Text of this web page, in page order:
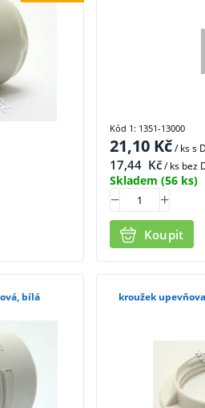
21,10Kč/ kss
17,44 Kč/ ks bez
Skladem (56 ks)
Koupit
Kód 1: 1351-13000
bílá
kroužek